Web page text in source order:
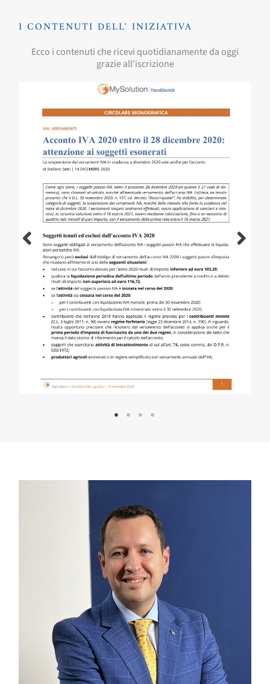
I CONTENUTI DELL' INIZIATIVA
Ecco i contenuti che ricevi quotidianamente da oggi
grazie all'iscrizione